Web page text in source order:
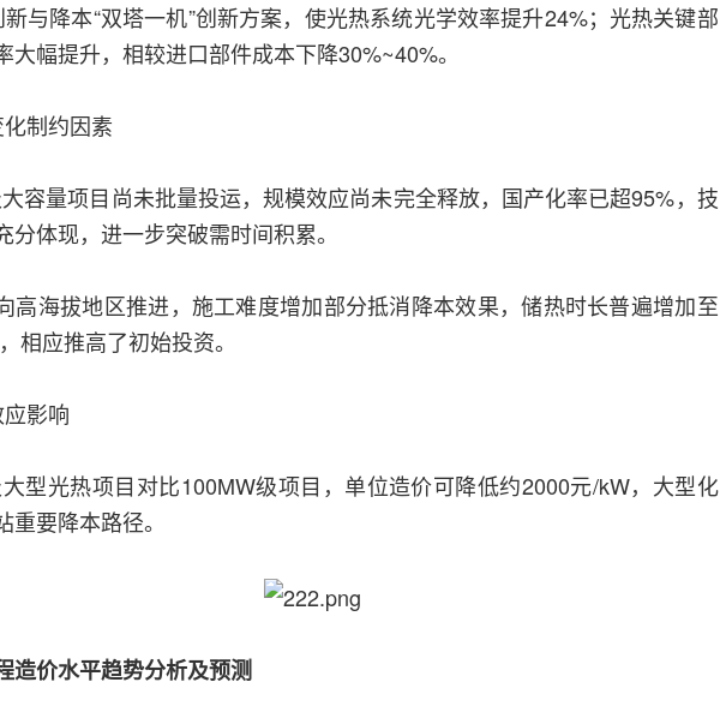
与降本“双塔一机”创新方案，使光热系统光学效率提升24%；光热关键部
大幅提升，相较进口部件成本下降30%~40%。
制约因素
容量项目尚未批量投运，规模效应尚未完全释放，国产化率已超95%，技
分体现，进一步突破需时间积累。
高海拔地区推进，施工难度增加部分抵消降本效果，储热时长普遍增加至
相应推高了初始投资。
影响
型光热项目对比100MW级项目，单位造价可降低约2000元/kW，大型化
重要降本路径。
造价水平趋势分析及预测